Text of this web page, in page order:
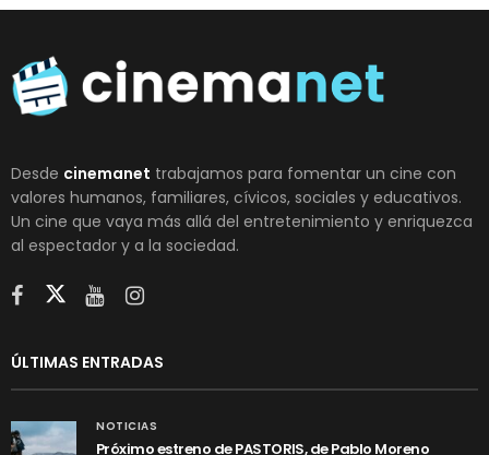
Desde cinemanet trabajamos para fomentar un cine con
valores humanos, familiares, cívicos, sociales y educativos.
Un cine que vaya más allá del entretenimiento y enriquezca
al espectador y a la sociedad.
ÚLTIMAS ENTRADAS
NOTICIAS
Próximo estreno de PASTORIS, de Pablo Moreno